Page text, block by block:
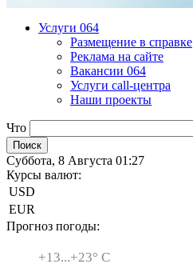
Услуги 064
Размещение в справке
Реклама на сайте
Вакансии 064
Услуги call-центра
Наши проекты
Что
Суббота, 8 Августа 01:27
Курсы валют:
USD
EUR
Прогноз погоды:
+13...+23° C